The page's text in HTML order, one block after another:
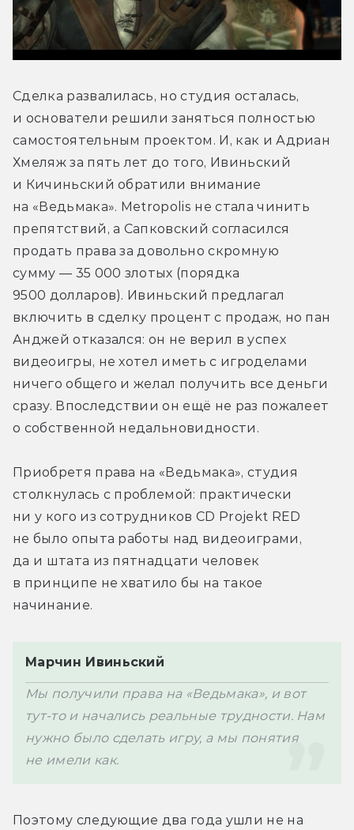
Сделка развалилась, но студия осталась,
и основатели решили заняться полностью
самостоятельным проектом. И, как и Адриан
Хмеляж за пять лет до того, Ивиньский
и Кичиньский обратили внимание
на «Ведьмака». Metropolis не стала чинить
препятствий, а Сапковский согласился
продать права за довольно скромную
сумму — 35 000 злотых (порядка
9500 долларов). Ивиньский предлагал
включить в сделку процент с продаж, но пан
Анджей отказался: он не верил в успех
видеоигры, не хотел иметь с игроделами
ничего общего и желал получить все деньги
сразу. Впоследствии он ещё не раз пожалеет
о собственной недальновидности.
Приобретя права на «Ведьмака», студия
столкнулась с проблемой: практически
ни у кого из сотрудников CD Projekt RED
не было опыта работы над видеоиграми,
да и штата из пятнадцати человек
в принципе не хватило бы на такое
начинание.
Мы получили права на «Ведьмака», и вот
тут-то и начались реальные трудности. Нам
нужно было сделать игру, а мы понятия
не имели как.
Поэтому следующие два года ушли не на